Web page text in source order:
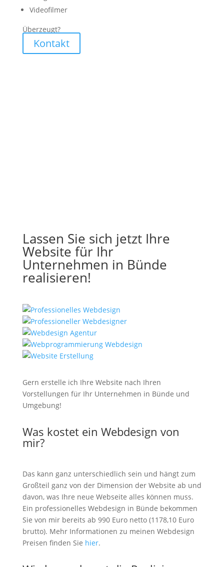
Videofilmer
Überzeugt?
Kontakt
Lassen Sie sich jetzt Ihre
Website für Ihr
Unternehmen in Bünde
realisieren!
Gern erstelle ich Ihre Website nach Ihren
Vorstellungen für Ihr Unternehmen in Bünde und
Umgebung!
Was kostet ein Webdesign von
mir?
Das kann ganz unterschiedlich sein und hängt zum
Großteil ganz von der Dimension der Website ab und
davon, was Ihre neue Webseite alles können muss.
Ein professionelles Webdesign in Bünde bekommen
Sie von mir bereits ab 990 Euro netto (1178,10 Euro
brutto). Mehr Informationen zu meinen Webdesign
Preisen finden Sie hier.